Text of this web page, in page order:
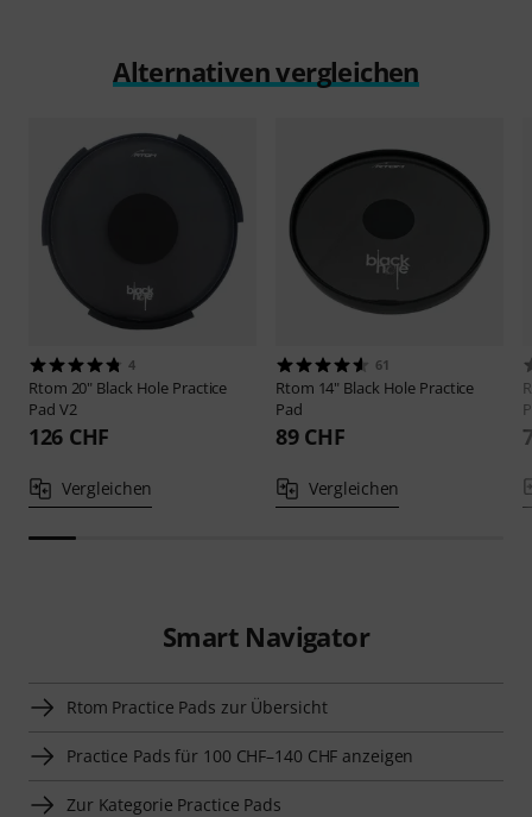
Alternativen vergleichen
4
Rtom 20" Black Hole Practice
Pad V2
126 CHF
Vergleichen
61
Rtom 14" Black Hole Practice
Pad
89 CHF
Vergleichen
Smart Navigator
Rtom Practice Pads zur Übersicht
Practice Pads für 100 CHF–140 CHF anzeigen
Zur Kategorie Practice Pads